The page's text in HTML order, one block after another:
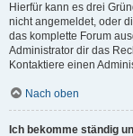
Hierfür kann es drei
nicht angemeldet, oder
das komplette Forum
Administrator dir das
Kontaktiere einen
Nach oben
Ich bekomme ständig